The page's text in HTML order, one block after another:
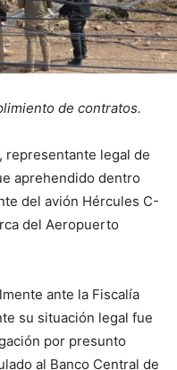
de contratos.
representante legal de
aprehendido dentro
del avión Hércules C-
del Aeropuerto
ante la Fiscalía
su situación legal fue
por presunto
al Banco Central de